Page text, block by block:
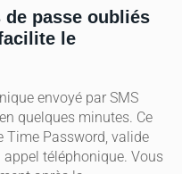
passe oubliés
le
envoyé par SMS
quelques minutes. Ce
Time Password, valide
téléphonique. Vous